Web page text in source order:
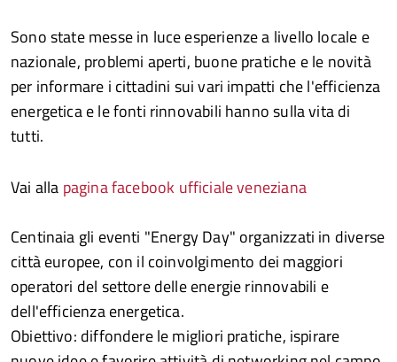
Sono state messe in luce esperienze a livello locale e
nazionale, problemi aperti, buone pratiche e le novità
per informare i cittadini sui vari impatti che l'efficienza
energetica e le fonti rinnovabili hanno sulla vita di
tutti.
Vai alla pagina facebook ufficiale veneziana
Centinaia gli eventi "Energy Day" organizzati in diverse
città europee, con il coinvolgimento dei maggiori
operatori del settore delle energie rinnovabili e
dell'efficienza energetica.
Obiettivo: diffondere le migliori pratiche, ispirare